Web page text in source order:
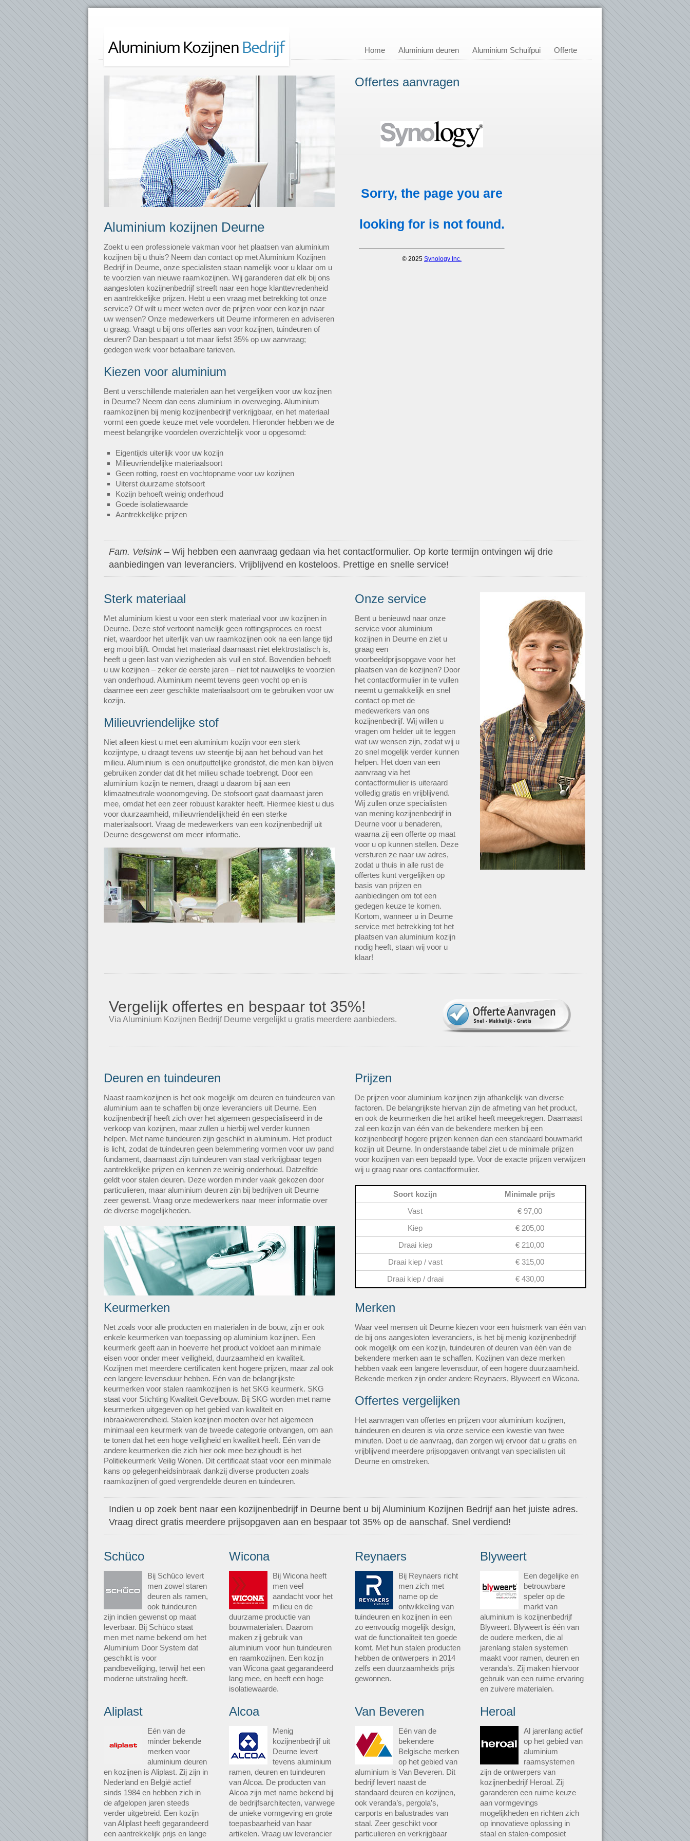
Home Aluminium deuren Aluminium Schuifpui Offerte
Aluminium kozijnen Deurne
Zoekt u een professionele vakman voor het plaatsen van aluminium
kozijnen bij u thuis? Neem dan contact op met Aluminium Kozijnen
Bedrijf in Deurne, onze specialisten staan namelijk voor u klaar om u
te voorzien van nieuwe raamkozijnen. Wij garanderen dat elk bij ons
aangesloten kozijnenbedrijf streeft naar een hoge klanttevredenheid
en aantrekkelijke prijzen. Hebt u een vraag met betrekking tot onze
service? Of wilt u meer weten over de prijzen voor een kozijn naar
uw wensen? Onze medewerkers uit Deurne informeren en adviseren
u graag. Vraagt u bij ons offertes aan voor kozijnen, tuindeuren of
deuren? Dan bespaart u tot maar liefst 35% op uw aanvraag;
gedegen werk voor betaalbare tarieven.
Kiezen voor aluminium
Bent u verschillende materialen aan het vergelijken voor uw kozijnen
in Deurne? Neem dan eens aluminium in overweging. Aluminium
raamkozijnen bij menig kozijnenbedrijf verkrijgbaar, en het materiaal
vormt een goede keuze met vele voordelen. Hieronder hebben we de
meest belangrijke voordelen overzichtelijk voor u opgesomd:
Eigentijds uiterlijk voor uw kozijn
Milieuvriendelijke materiaalsoort
Geen rotting, roest en vochtopname voor uw kozijnen
Uiterst duurzame stofsoort
Kozijn behoeft weinig onderhoud
Goede isolatiewaarde
Aantrekkelijke prijzen
Offertes aanvragen
Fam. Velsink– Wij hebben een aanvraag gedaan via het contactformulier. Op korte termijn ontvingen wij drie
aanbiedingen van leveranciers. Vrijblijvend en kosteloos. Prettige en snelle service!
Sterk materiaal
Met aluminium kiest u voor een sterk materiaal voor uw kozijnen in
Deurne. Deze stof vertoont namelijk geen rottingsproces en roest
niet, waardoor het uiterlijk van uw raamkozijnen ook na een lange tijd
erg mooi blijft. Omdat het materiaal daarnaast niet elektrostatisch is,
heeft u geen last van viezigheden als vuil en stof. Bovendien behoeft
u uw kozijnen – zeker de eerste jaren – niet tot nauwelijks te voorzien
van onderhoud. Aluminium neemt tevens geen vocht op en is
daarmee een zeer geschikte materiaalsoort om te gebruiken voor uw
kozijn.
Milieuvriendelijke stof
Niet alleen kiest u met een aluminium kozijn voor een sterk
kozijntype, u draagt tevens uw steentje bij aan het behoud van het
milieu. Aluminium is een onuitputtelijke grondstof, die men kan blijven
gebruiken zonder dat dit het milieu schade toebrengt. Door een
aluminium kozijn te nemen, draagt u daarom bij aan een
klimaatneutrale woonomgeving. De stofsoort gaat daarnaast jaren
mee, omdat het een zeer robuust karakter heeft. Hiermee kiest u dus
voor duurzaamheid, milieuvriendelijkheid én een sterke
materiaalsoort. Vraag de medewerkers van een kozijnenbedrijf uit
Deurne desgewenst om meer informatie.
Onze service
Bent u benieuwd naar onze
service voor aluminium
kozijnen in Deurne en ziet u
graag een
voorbeeldprijsopgave voor het
plaatsen van de kozijnen? Door
het contactformulier in te vullen
neemt u gemakkelijk en snel
contact op met de
medewerkers van ons
kozijnenbedrijf. Wij willen u
vragen om helder uit te leggen
wat uw wensen zijn, zodat wij u
zo snel mogelijk verder kunnen
helpen. Het doen van een
aanvraag via het
contactformulier is uiteraard
volledig gratis en vrijblijvend.
Wij zullen onze specialisten
van mening kozijnenbedrijf in
Deurne voor u benaderen,
waarna zij een offerte op maat
voor u op kunnen stellen. Deze
versturen ze naar uw adres,
zodat u thuis in alle rust de
offertes kunt vergelijken op
basis van prijzen en
aanbiedingen om tot een
gedegen keuze te komen.
Kortom, wanneer u in Deurne
service met betrekking tot het
plaatsen van aluminium kozijn
nodig heeft, staan wij voor u
klaar!
Vergelijk offertes en bespaar tot 35%!
Via Aluminium Kozijnen Bedrijf Deurne vergelijkt u gratis meerdere aanbieders.
Deuren en tuindeuren
Naast raamkozijnen is het ook mogelijk om deuren en tuindeuren van
aluminium aan te schaffen bij onze leveranciers uit Deurne. Een
kozijnenbedrijf heeft zich over het algemeen gespecialiseerd in de
verkoop van kozijnen, maar zullen u hierbij wel verder kunnen
helpen. Met name tuindeuren zijn geschikt in aluminium. Het product
is licht, zodat de tuindeuren geen belemmering vormen voor uw pand
fundament, daarnaast zijn tuindeuren van staal verkrijgbaar tegen
aantrekkelijke prijzen en kennen ze weinig onderhoud. Datzelfde
geldt voor stalen deuren. Deze worden minder vaak gekozen door
particulieren, maar aluminium deuren zijn bij bedrijven uit Deurne
zeer gewenst. Vraag onze medewerkers naar meer informatie over
de diverse mogelijkheden.
Prijzen
De prijzen voor aluminium kozijnen zijn afhankelijk van diverse
factoren. De belangrijkste hiervan zijn de afmeting van het product,
en ook de keurmerken die het artikel heeft meegekregen. Daarnaast
zal een kozijn van één van de bekendere merken bij een
kozijnenbedrijf hogere prijzen kennen dan een standaard bouwmarkt
kozijn uit Deurne. In onderstaande tabel ziet u de minimale prijzen
voor kozijnen van een bepaald type. Voor de exacte prijzen verwijzen
wij u graag naar ons contactformulier.
Soort kozijn
Minimale prijs
Vast
€ 97,00
Kiep
€ 205,00
Draai kiep
€ 210,00
Draai kiep / vast
€ 315,00
Draai kiep / draai
€ 430,00
Keurmerken
Net zoals voor alle producten en materialen in de bouw, zijn er ook
enkele keurmerken van toepassing op aluminium kozijnen. Een
keurmerk geeft aan in hoeverre het product voldoet aan minimale
eisen voor onder meer veiligheid, duurzaamheid en kwaliteit.
Kozijnen met meerdere certificaten kent hogere prijzen, maar zal ook
een langere levensduur hebben. Eén van de belangrijkste
keurmerken voor stalen raamkozijnen is het SKG keurmerk. SKG
staat voor Stichting Kwaliteit Gevelbouw. Bij SKG worden met name
keurmerken uitgegeven op het gebied van kwaliteit en
inbraakwerendheid. Stalen kozijnen moeten over het algemeen
minimaal een keurmerk van de tweede categorie ontvangen, om aan
te tonen dat het een hoge veiligheid en kwaliteit heeft. Eén van de
andere keurmerken die zich hier ook mee bezighoudt is het
Politiekeurmerk Veilig Wonen. Dit certificaat staat voor een minimale
kans op gelegenheidsinbraak dankzij diverse producten zoals
raamkozijnen of goed vergrendelde deuren en tuindeuren.
Merken
Waar veel mensen uit Deurne kiezen voor een huismerk van één van
de bij ons aangesloten leveranciers, is het bij menig kozijnenbedrijf
ook mogelijk om een kozijn, tuindeuren of deuren van één van de
bekendere merken aan te schaffen. Kozijnen van deze merken
hebben vaak een langere levensduur, of een hogere duurzaamheid.
Bekende merken zijn onder andere Reynaers, Blyweert en Wicona.
Offertes vergelijken
Het aanvragen van offertes en prijzen voor aluminium kozijnen,
tuindeuren en deuren is via onze service een kwestie van twee
minuten. Doet u de aanvraag, dan zorgen wij ervoor dat u gratis en
vrijblijvend meerdere prijsopgaven ontvangt van specialisten uit
Deurne en omstreken.
Indien u op zoek bent naar een kozijnenbedrijf in Deurne bent u bij Aluminium Kozijnen Bedrijf aan het juiste adres.
Vraag direct gratis meerdere prijsopgaven aan en bespaar tot 35% op de aanschaf. Snel verdiend!
Schüco
Bij Schüco levert
men zowel staren
deuren als ramen,
ook tuindeuren
zijn indien gewenst op maat
leverbaar. Bij Schüco staat
men met name bekend om het
Aluminium Door System dat
geschikt is voor
pandbeveiliging, terwijl het een
moderne uitstraling heeft.
Wicona
Bij Wicona heeft
men veel
aandacht voor het
milieu en de
duurzame productie van
bouwmaterialen. Daarom
maken zij gebruik van
aluminium voor hun tuindeuren
en raamkozijnen. Een kozijn
van Wicona gaat gegarandeerd
lang mee, en heeft een hoge
isolatiewaarde.
Reynaers
Bij Reynaers richt
men zich met
name op de
ontwikkeling van
tuindeuren en kozijnen in een
zo eenvoudig mogelijk design,
wat de functionaliteit ten goede
komt. Met hun stalen producten
hebben de ontwerpers in 2014
zelfs een duurzaamheids prijs
gewonnen.
Blyweert
Een degelijke en
betrouwbare
speler op de
markt van
aluminium is kozijnenbedrijf
Blyweert. Blyweert is één van
de oudere merken, die al
jarenlang stalen systemen
maakt voor ramen, deuren en
veranda’s. Zij maken hiervoor
gebruik van een ruime ervaring
en zuivere materialen.
Aliplast
Eén van de
minder bekende
merken voor
aluminium deuren
en kozijnen is Aliplast. Zij zijn in
Nederland en België actief
sinds 1984 en hebben zich in
de afgelopen jaren steeds
verder uitgebreid. Een kozijn
van Aliplast heeft gegarandeerd
een aantrekkelijk prijs en lange
Alcoa
Menig
kozijnenbedrijf uit
Deurne levert
tevens aluminium
ramen, deuren en tuindeuren
van Alcoa. De producten van
Alcoa zijn met name bekend bij
de bedrijfsarchitecten, vanwege
de unieke vormgeving en grote
toepasbaarheid van haar
artikelen. Vraag uw leverancier
Van Beveren
Eén van de
bekendere
Belgische merken
op het gebied van
aluminium is Van Beveren. Dit
bedrijf levert naast de
standaard deuren en kozijnen,
ook veranda’s, pergola’s,
carports en balustrades van
staal. Zeer geschikt voor
particulieren en verkrijgbaar
Heroal
Al jarenlang actief
op het gebied van
aluminium
raamsystemen
zijn de ontwerpers van
kozijnenbedrijf Heroal. Zij
garanderen een ruime keuze
aan vormgevings
mogelijkheden en richten zich
op innovatieve oplossing in
staal en stalen-composiet